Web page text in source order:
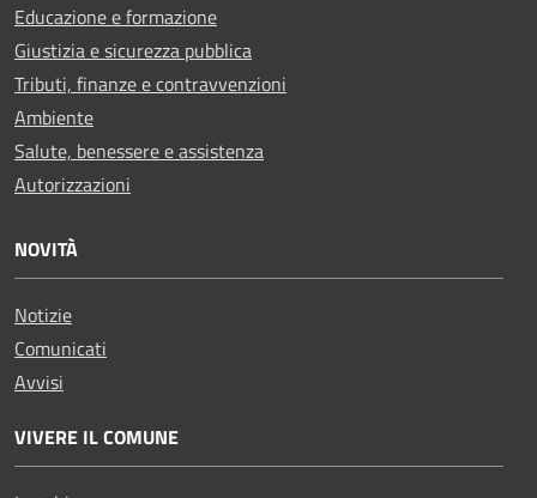
Educazione e formazione
Giustizia e sicurezza pubblica
Tributi, finanze e contravvenzioni
Ambiente
Salute, benessere e assistenza
Autorizzazioni
NOVITÀ
Notizie
Comunicati
Avvisi
VIVERE IL COMUNE